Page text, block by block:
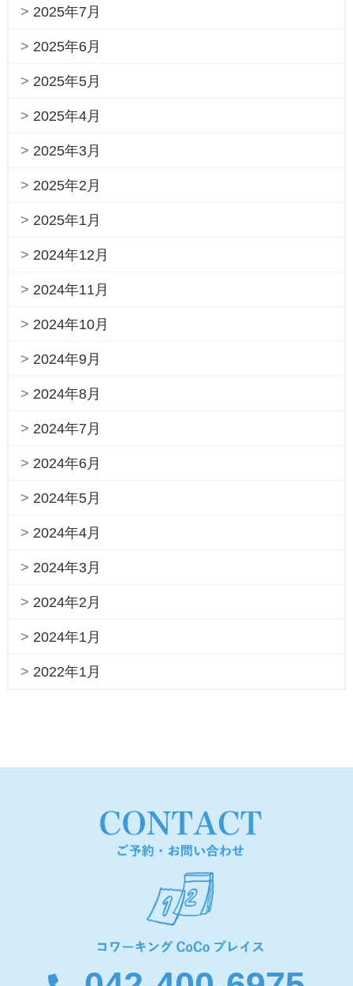
2025年7月
2025年6月
2025年5月
2025年4月
2025年3月
2025年2月
2025年1月
2024年12月
2024年11月
2024年10月
2024年9月
2024年8月
2024年7月
2024年6月
2024年5月
2024年4月
2024年3月
2024年2月
2024年1月
2022年1月